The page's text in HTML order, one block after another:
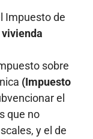
Impuesto de
sobre
(Impuesto
el
que no
y el de